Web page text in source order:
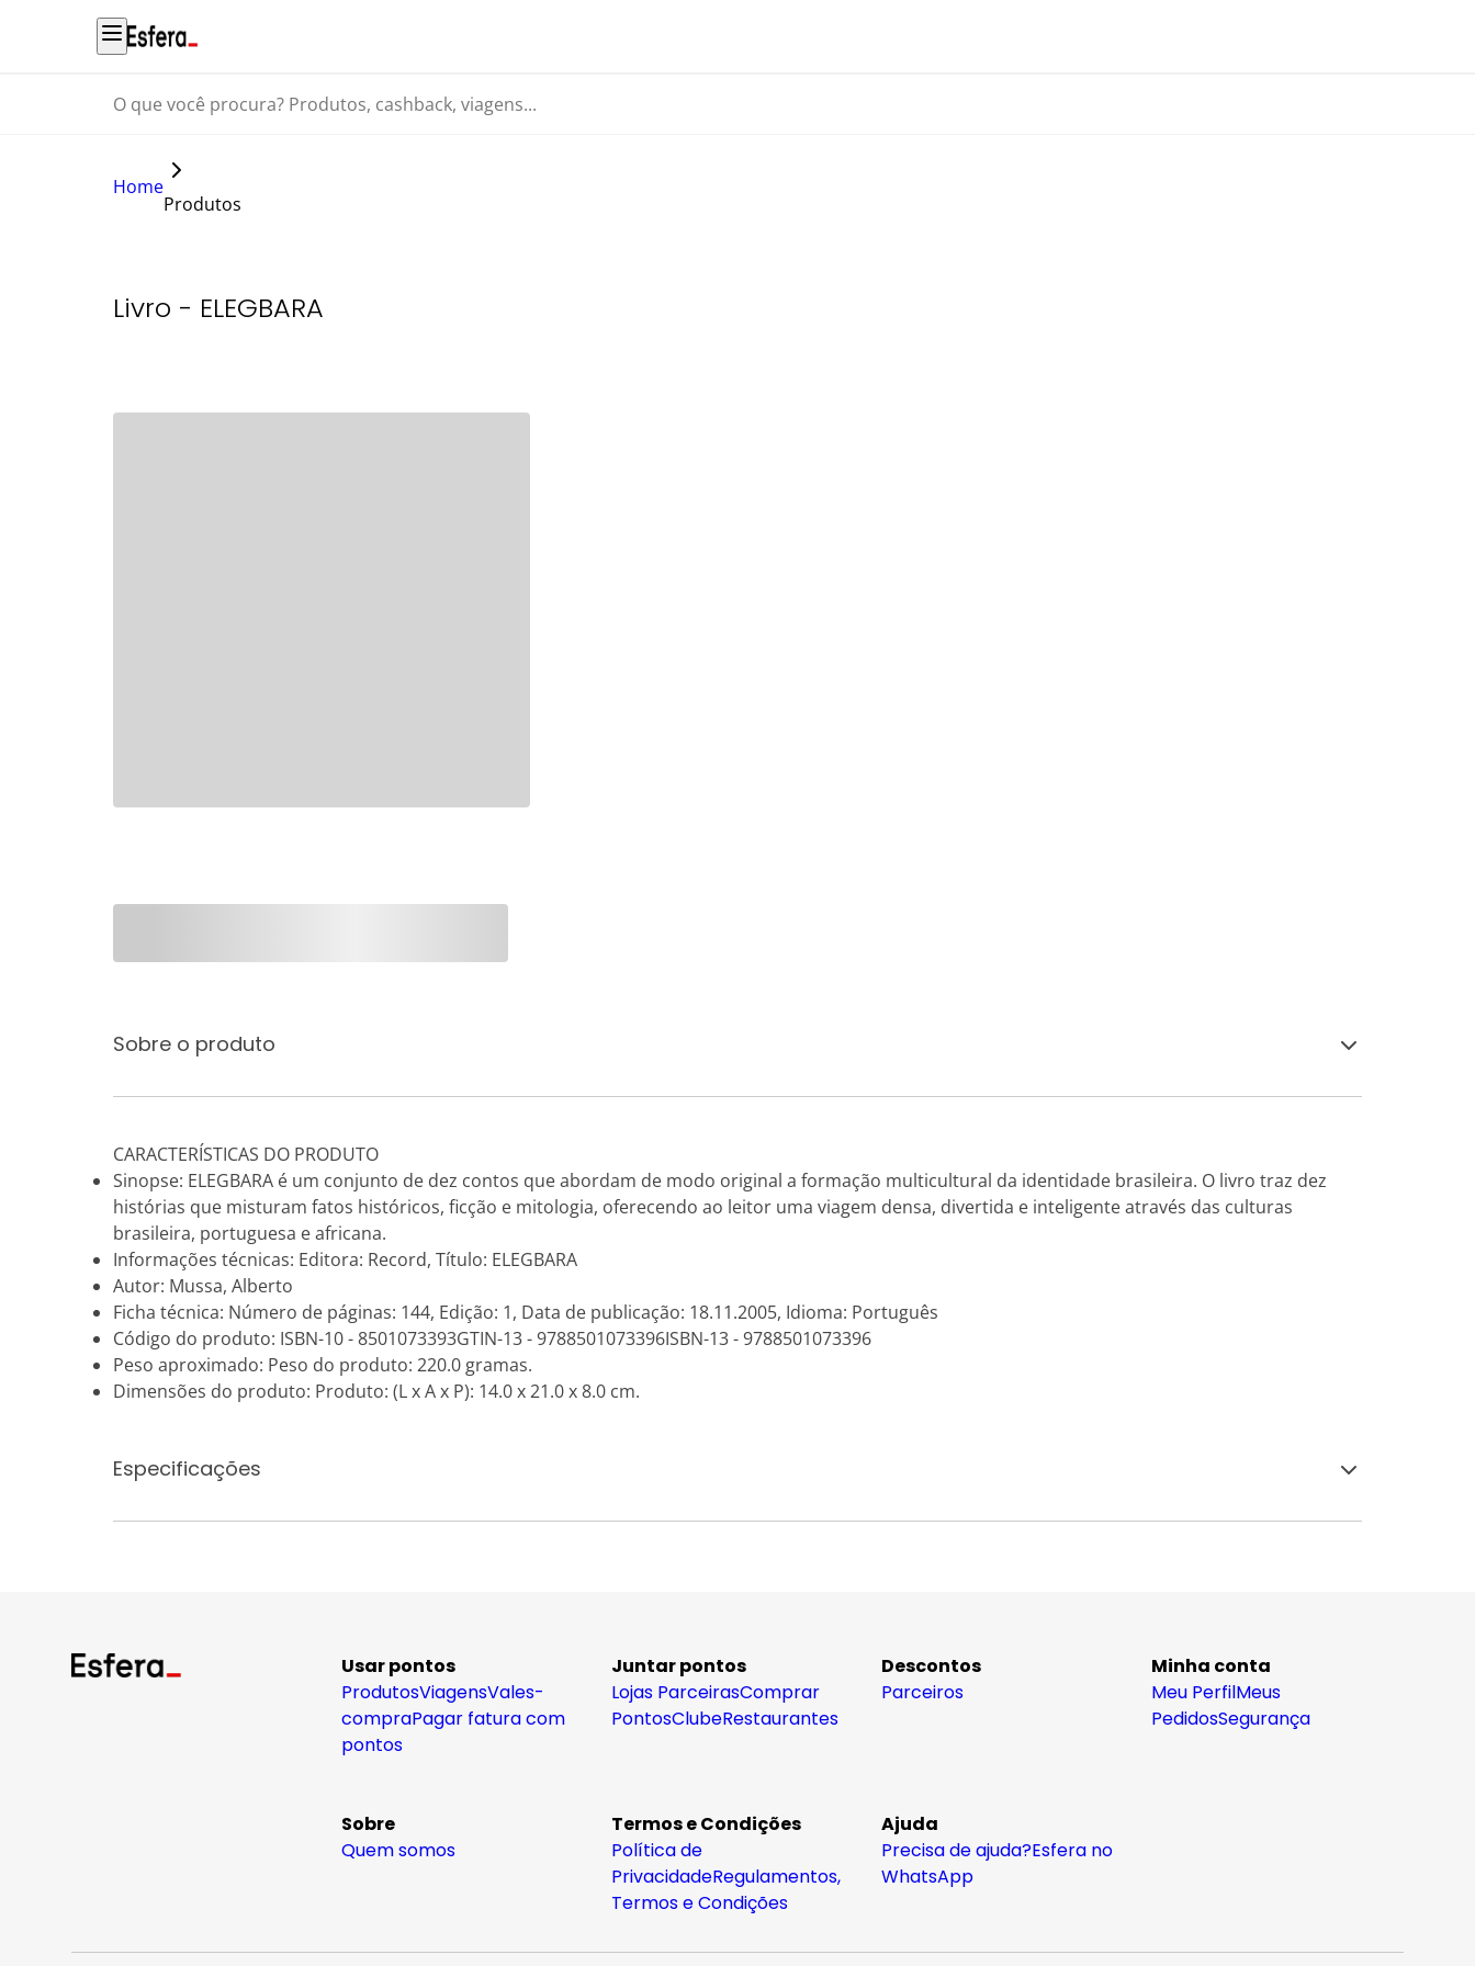
O que você procura? Produtos, cashback, viagens...
Home
Produtos
Livro - ELEGBARA
Sobre o produto
CARACTERÍSTICAS DO PRODUTO
Sinopse: ELEGBARA é um conjunto de dez contos que abordam de modo original a formação multicultural da identidade brasileira. O livro traz dez
histórias que misturam fatos históricos, ficção e mitologia, oferecendo ao leitor uma viagem densa, divertida e inteligente através das culturas
brasileira, portuguesa e africana.
Informações técnicas: Editora: Record, Título: ELEGBARA
Autor: Mussa, Alberto
Ficha técnica: Número de páginas: 144, Edição: 1, Data de publicação: 18.11.2005, Idioma: Português
Código do produto: ISBN-10 - 8501073393GTIN-13 - 9788501073396ISBN-13 - 9788501073396
Peso aproximado: Peso do produto: 220.0 gramas.
Dimensões do produto: Produto: (L x A x P): 14.0 x 21.0 x 8.0 cm.
Especificações
Usar pontos
ProdutosViagensVales-
compraPagar fatura com
pontos
Juntar pontos
Lojas ParceirasComprar
PontosClubeRestaurantes
Descontos
Parceiros
Minha conta
Meu PerfilMeus
PedidosSegurança
Sobre
Quem somos
Termos e Condições
Política de
PrivacidadeRegulamentos,
Termos e Condições
Ajuda
Precisa de ajuda?Esfera no
WhatsApp